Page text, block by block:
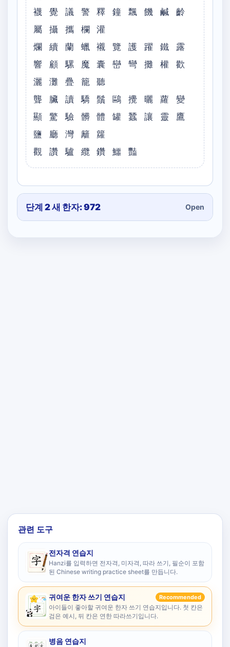
襪 覺 議 警 釋 鐘 飄 饑 鹹 齡
屬 攝 攜 欄 灌
爛 續 蘭 蠟 襯 覽 護 躍 鐵 露
響 顧 騾 魔 囊 巒 彎 攤 權 歡
灑 灘 疊 籠 聽
聾 臟 讀 驕 鬚 鷗 攪 曬 蘿 變
顯 驚 驗 髒 體 罐 蠶 讓 靈 鷹
鹽 廳 灣 籬 籮
觀 讚 驢 纜 鑽 鱷 豔
단계 2 새 한자: 972 Open
관련 도구
전자격 연습지
Hanzi를 입력하면 전자격, 미자격, 따라 쓰기, 필순이 포함
된 Chinese writing practice sheet를 만듭니다.
귀여운 한자 쓰기 연습지 Recommended
아이들이 좋아할 귀여운 한자 쓰기 연습지입니다. 첫 칸은
검은 예시, 뒤 칸은 연한 따라쓰기입니다.
병음 연습지